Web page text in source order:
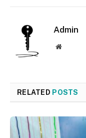
Admin
Website
RELATED POSTS